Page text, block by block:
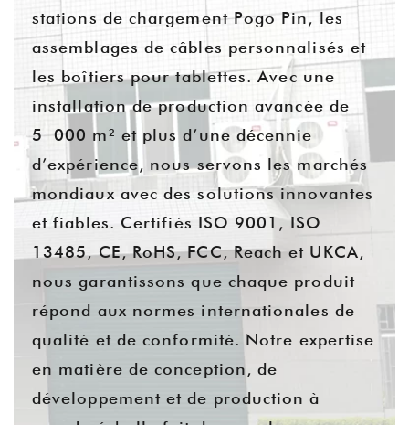
stations de chargement Pogo Pin, les
assemblages de câbles personnalisés et
les boîtiers pour tablettes. Avec une
installation de production avancée de
5 000 m² et plus d’une décennie
d’expérience, nous servons les marchés
mondiaux avec des solutions innovantes
et fiables. Certifiés ISO 9001, ISO
13485, CE, RoHS, FCC, Reach et UKCA,
nous garantissons que chaque produit
répond aux normes internationales de
qualité et de conformité. Notre expertise
en matière de conception, de
développement et de production à